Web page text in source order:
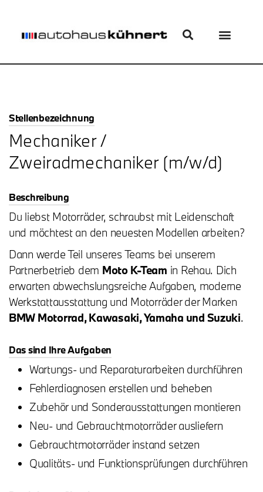
Stellenbezeichnung
Mechaniker /
Zweiradmechaniker (m/w/d)
Beschreibung
Du liebst Motorräder, schraubst mit Leidenschaft
und möchtest an den neuesten Modellen arbeiten?
Dann werde Teil unseres Teams bei unserem
Partnerbetrieb dem Moto K-Team in Rehau. Dich
erwarten abwechslungsreiche Aufgaben, moderne
Werkstattausstattung und Motorräder der Marken
BMW Motorrad, Kawasaki, Yamaha und Suzuki.
Das sind Ihre Aufgaben
Wartungs- und Reparaturarbeiten durchführen
Fehlerdiagnosen erstellen und beheben
Zubehör und Sonderausstattungen montieren
Neu- und Gebrauchtmotorräder ausliefern
Gebrauchtmotorräder instand setzen
Qualitäts- und Funktionsprüfungen durchführen